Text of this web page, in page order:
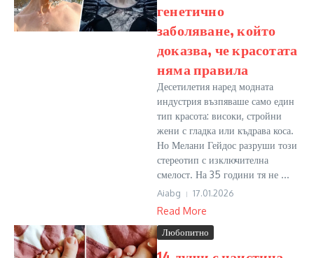
генетично
заболяване, който
доказва, че красотата
няма правила
Десетилетия наред модната
индустрия възпяваше само един
тип красота: високи, стройни
жени с гладка или къдрава коса.
Но Мелани Гейдос разруши този
стереотип с изключителна
смелост. На 35 години тя не ...
Aiabg 17.01.2026
Read More
Любопитно